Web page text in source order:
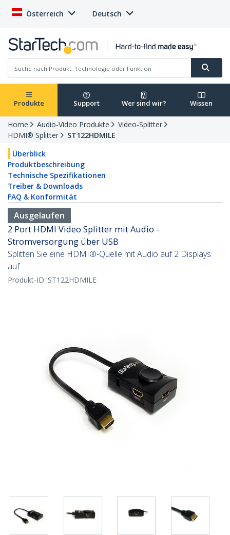
Österreich Deutsch
Produkte Support Wer sind wir? Wissen
Home Audio-Video Produkte
Video-Splitter
HDMI® Splitter
ST122HDMILE
Überblick
Produktbeschreibung
Technische Spezifikationen
Treiber & Downloads
FAQ & Konformität
Ausgelaufen
2 Port HDMI Video Splitter mit Audio -
Stromversorgung über USB
Splitten Sie eine HDMI®-Quelle mit Audio auf 2 Displays
auf.
Produkt-ID: ST122HDMILE